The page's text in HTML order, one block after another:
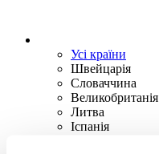
Усі країни
Швейцарія
Словаччина
Великобританія
Литва
Іспанія